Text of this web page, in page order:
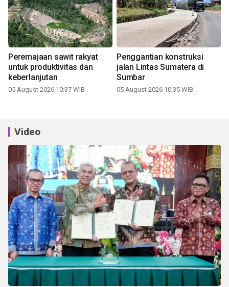
Peremajaan sawit rakyat
untuk produktivitas dan
keberlanjutan
05 August 2026 10:37 WIB
Penggantian konstruksi
jalan Lintas Sumatera di
Sumbar
05 August 2026 10:35 WIB
Video